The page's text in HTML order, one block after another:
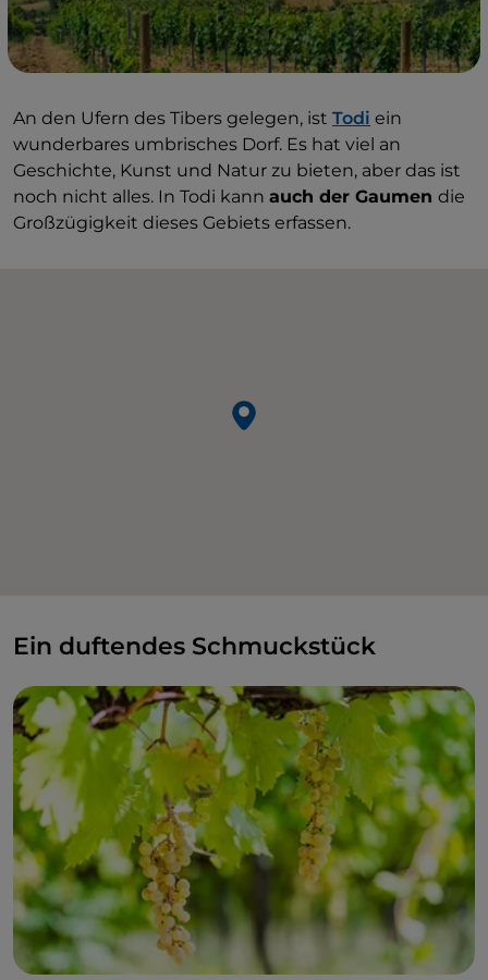
An den Ufern des Tibers gelegen, ist Todi ein
wunderbares umbrisches Dorf. Es hat viel an
Geschichte, Kunst und Natur zu bieten, aber das ist
noch nicht alles. In Todi kann auch der Gaumen die
Großzügigkeit dieses Gebiets erfassen.
Ein duftendes Schmuckstück